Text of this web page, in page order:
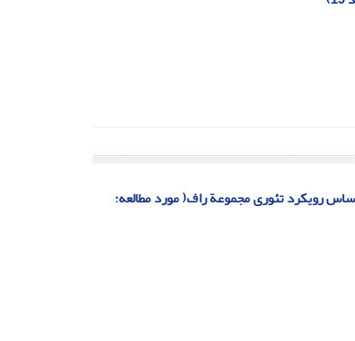
رویکرد تئوری مجموعة راف( مورد مطالعه: